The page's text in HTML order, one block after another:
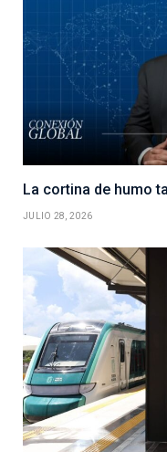
La cortina de humo
JULIO 28, 2026